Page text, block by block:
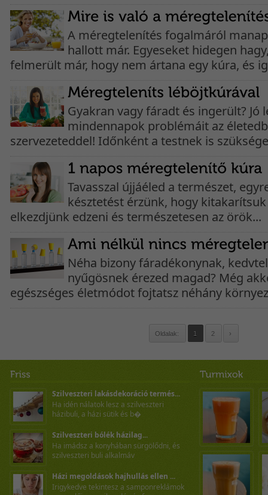
A méregtelenítés fogalmáról
hallott már. Egyeseket hidegen
felmerült már, hogy nem ártana egy kúra, és
Gyakran vagy fáradt és ingerült? Jó
mindennapok problémáit az
szervezeteddel! Időnként a testnek is
Tavasszal újjáéled a természet,
késztetést érzünk, hogy
elkezdjünk edzeni és természetesen az örök...
Néha bizony fáradékonynak,
nyűgösnek érezed magad? Még
egészséges életmódot fojtatsz néhány
Oldalak: 1 2 ›
Szilveszteri lakásdekoráció termés...
Ha idén nálatok lesz a szilveszteri
házibuli, a házi sütik és b�
Szilveszteri bólék házilag...
Ha imádsz a konyhában sürgölődni, és
szilveszteri buli alkalmáv
Házi megoldások hajhullás ellen ...
Irigykedve tekintesz a samponreklámok